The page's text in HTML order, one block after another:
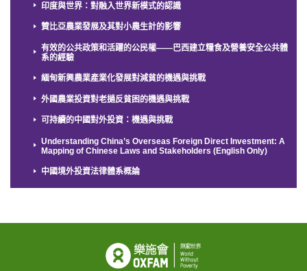
印度與世界：對融入世界新模式的認識
贊比亞農業發展及其對小農生計的影響
有效的公共政策和活躍的公民權——巴西建立糧食及營養安全公共體
系的經驗
緬甸新興農業產業化發展對減貧的機遇與挑戰
外國農業投資對老撾反貧困的機遇與挑戰
可持續的中國對外投資：機遇與挑戰
Understanding China’s Overseas Foreign Direct Investment: A
Mapping of Chinese Laws and Stakeholders (English Only)
中國境外投資法律體系概論